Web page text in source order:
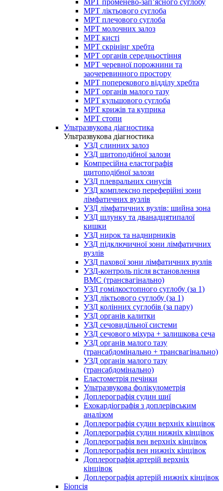
МРТ променево-зап’ясного суглобу
МРТ ліктьового суглоба
МРТ плечового суглоба
МРТ молочних залоз
МРТ кисті
МРТ скрінінг хребта
МРТ органів середньостіння
МРТ черевної порожнини та
заочеревинного простору
МРТ поперекового відділу хребта
МРТ органів малого тазу
МРТ кульшового суглоба
МРТ крижів та куприка
МРТ стопи
Ультразвукова діагностика
Ультразвукова діагностика
УЗД слинних залоз
УЗД щитоподібної залози
Компресійна еластографія
щитоподібної залози
УЗД плевральних синусів
УЗД комплексно переферійні зони
лімфатичних вузлів
УЗД лімфатичних вузлів: шийна зона
УЗД шлунку та дванадцятипалої
кишки
УЗД нирок та наднирників
УЗД підключичної зони лімфатичних
вузлів
УЗД пахової зони лімфатичних вузлів
УЗД-контроль після встановлення
ВМС (трансвагінально)
УЗД гомілкостопного суглобу (за 1)
УЗД ліктьового суглобу (за 1)
УЗД колінних суглобів (за пару)
УЗД органів калитки
УЗД сечовидільної системи
УЗД сечового міхура + залишкова сеча
УЗД органів малого тазу
(трансабдомінально + трансвагінально)
УЗД органів малого тазу
(трансабдомінально)
Еластометрія печінки
Ультразвукова фолікулометрія
Доплерографія судин шиї
Ехокардіографія з доплерівським
аналізом
Доплерографія судин верхніх кінцівок
Доплерографія судин нижніх кінцівок
Доплерографія вен верхніх кінцівок
Доплерографія вен нижніх кінцівок
Доплерографія артерій верхніх
кінцівок
Доплерографія артерій нижніх кінцівок
Біопсія